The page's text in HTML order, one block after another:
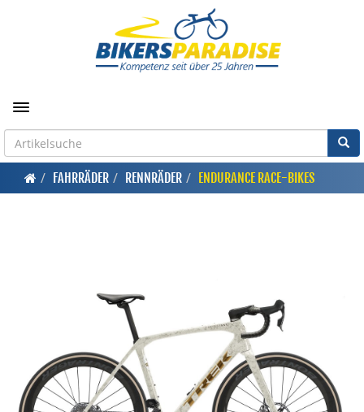
Toggle navigation
FAHRRÄDER RENNRÄDER ENDURANCE RACE-BIKES